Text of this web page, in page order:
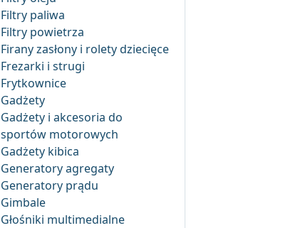
Filtry paliwa
Filtry powietrza
Firany zasłony i rolety dziecięce
Frezarki i strugi
Frytkownice
Gadżety
Gadżety i akcesoria do
sportów motorowych
Gadżety kibica
Generatory agregaty
Generatory prądu
Gimbale
Głośniki multimedialne